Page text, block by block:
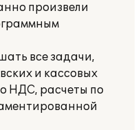
произвели
все задачи,
и кассовых
НДС, расчеты по